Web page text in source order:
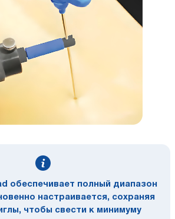
обеспечивает полный диапазон
настраивается, сохраняя
чтобы свести к минимуму